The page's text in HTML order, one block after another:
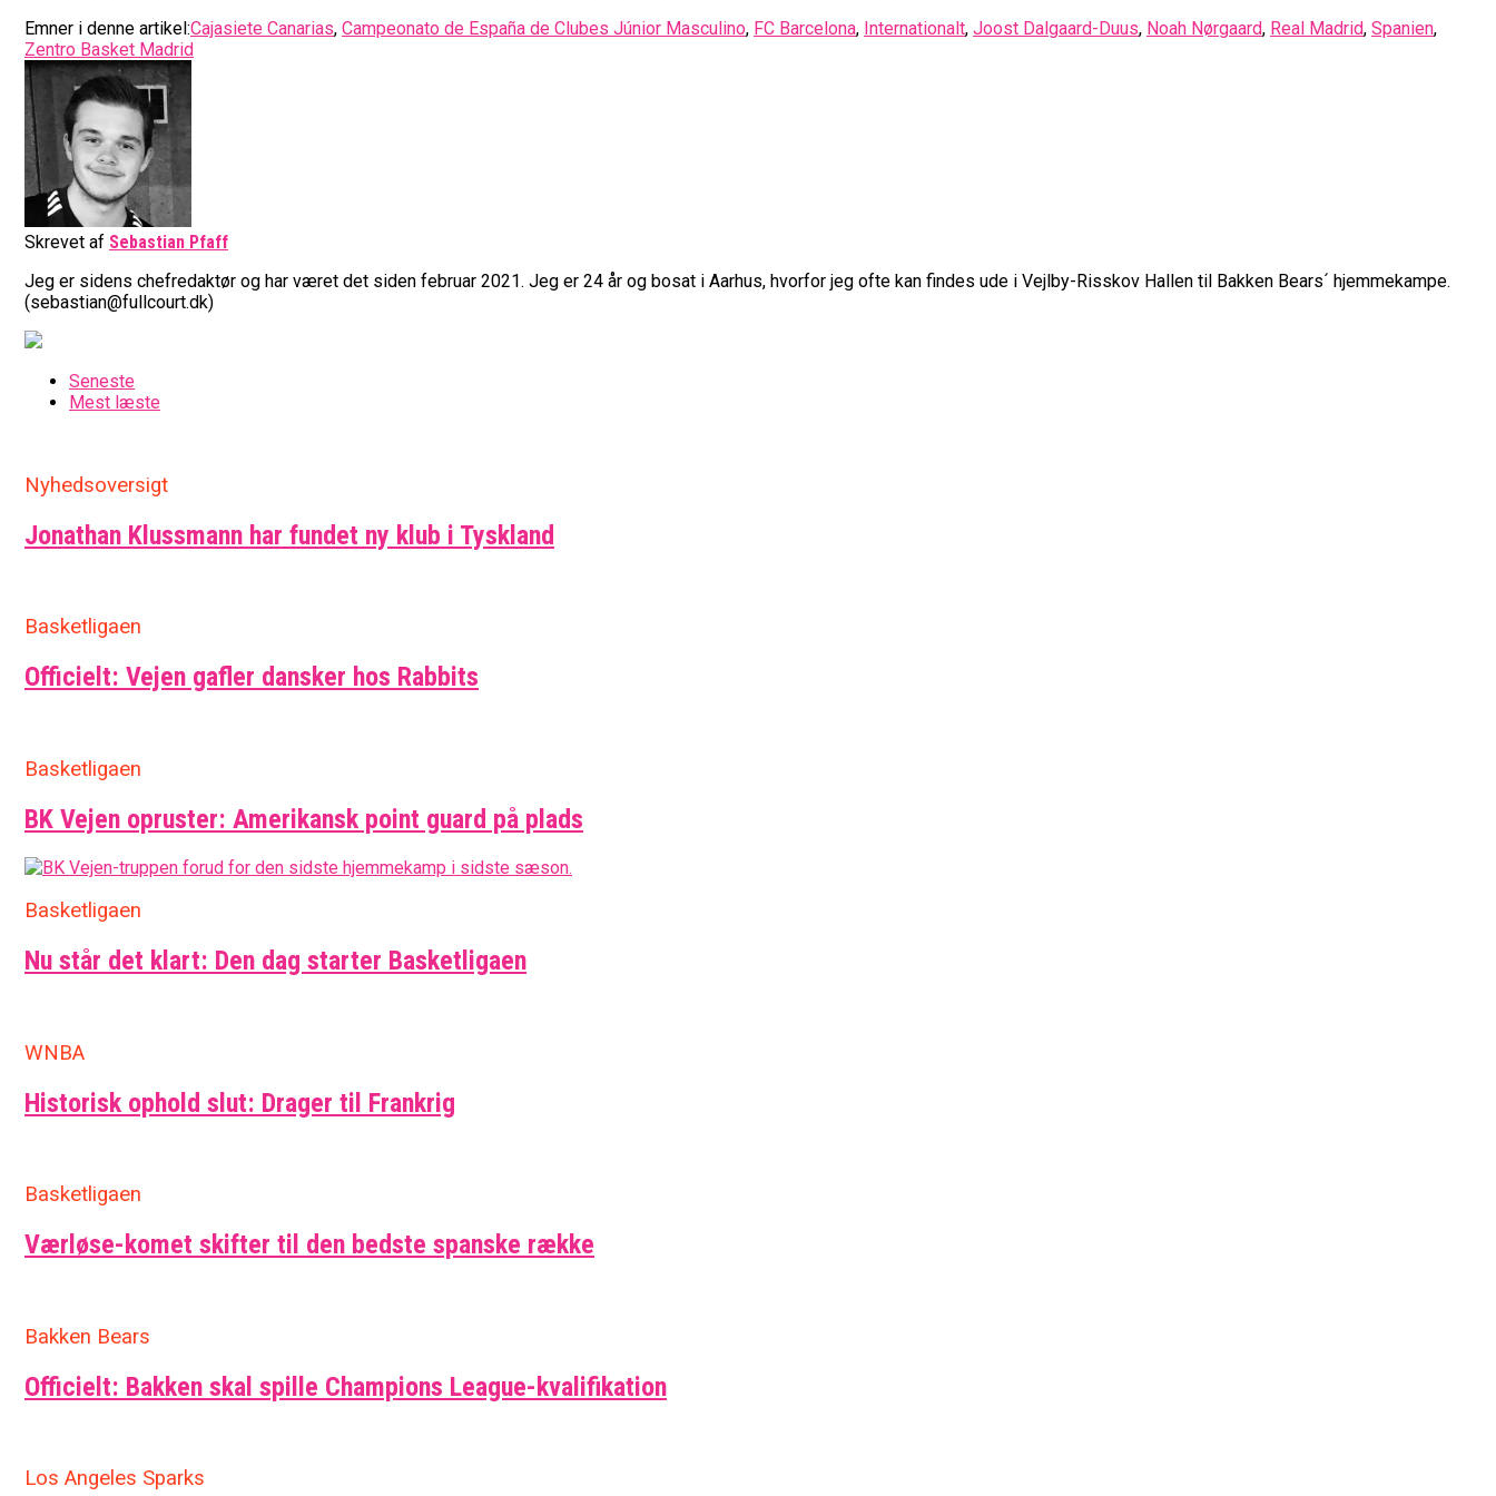
Emner i denne artikel:Cajasiete Canarias, Campeonato de España de Clubes Júnior Masculino, FC Barcelona, Internationalt, Joost Dalgaard-Duus, Noah Nørgaard, Real Madrid, Spanien,
Zentro Basket Madrid
Skrevet af Sebastian Pfaff
Jeg er sidens chefredaktør og har været det siden februar 2021. Jeg er 24 år og bosat i Aarhus, hvorfor jeg ofte kan findes ude i Vejlby-Risskov Hallen til Bakken Bears´ hjemmekampe.
(sebastian@fullcourt.dk)
Seneste
Mest læste
Nyhedsoversigt
Jonathan Klussmann har fundet ny klub i Tyskland
Basketligaen
Officielt: Vejen gafler dansker hos Rabbits
Basketligaen
BK Vejen opruster: Amerikansk point guard på plads
Basketligaen
Nu står det klart: Den dag starter Basketligaen
WNBA
Historisk ophold slut: Drager til Frankrig
Basketligaen
Værløse-komet skifter til den bedste spanske række
Bakken Bears
Officielt: Bakken skal spille Champions League-kvalifikation
Los Angeles Sparks